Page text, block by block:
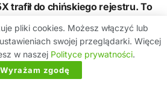
trafił do chińskiego rejestru. To
pliki cookies. Możesz włączyć lub
swojej przeglądarki. Więcej
w naszej Polityce prywatności.
Wyrażam zgodę